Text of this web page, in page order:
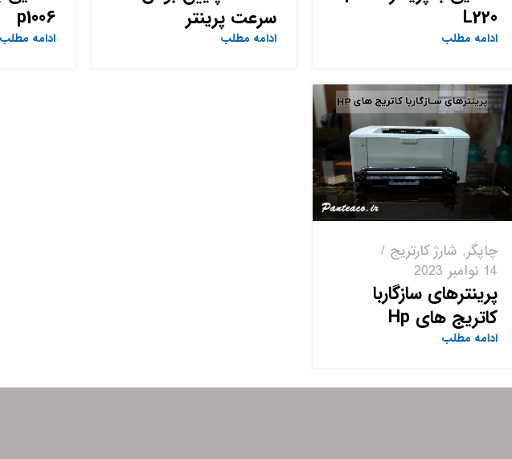
L220
ادامه مطلب
سرعت پرینتر
ادامه مطلب
p1006
ادامه مطلب
چاپگر, شارژ کارتریج
14 نوامبر 2023
پرینترهای سازگاربا
کاتریج های Hp
ادامه مطلب